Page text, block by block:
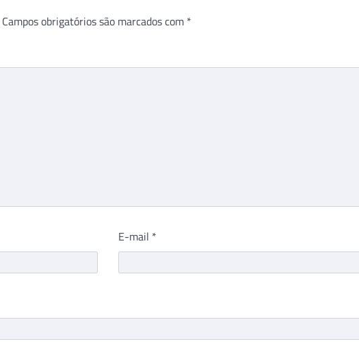
Campos obrigatórios são marcados com *
E-mail *